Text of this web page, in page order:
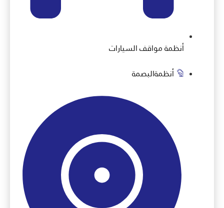
أنظمة مواقف السيارات
أنظمةالبصمة